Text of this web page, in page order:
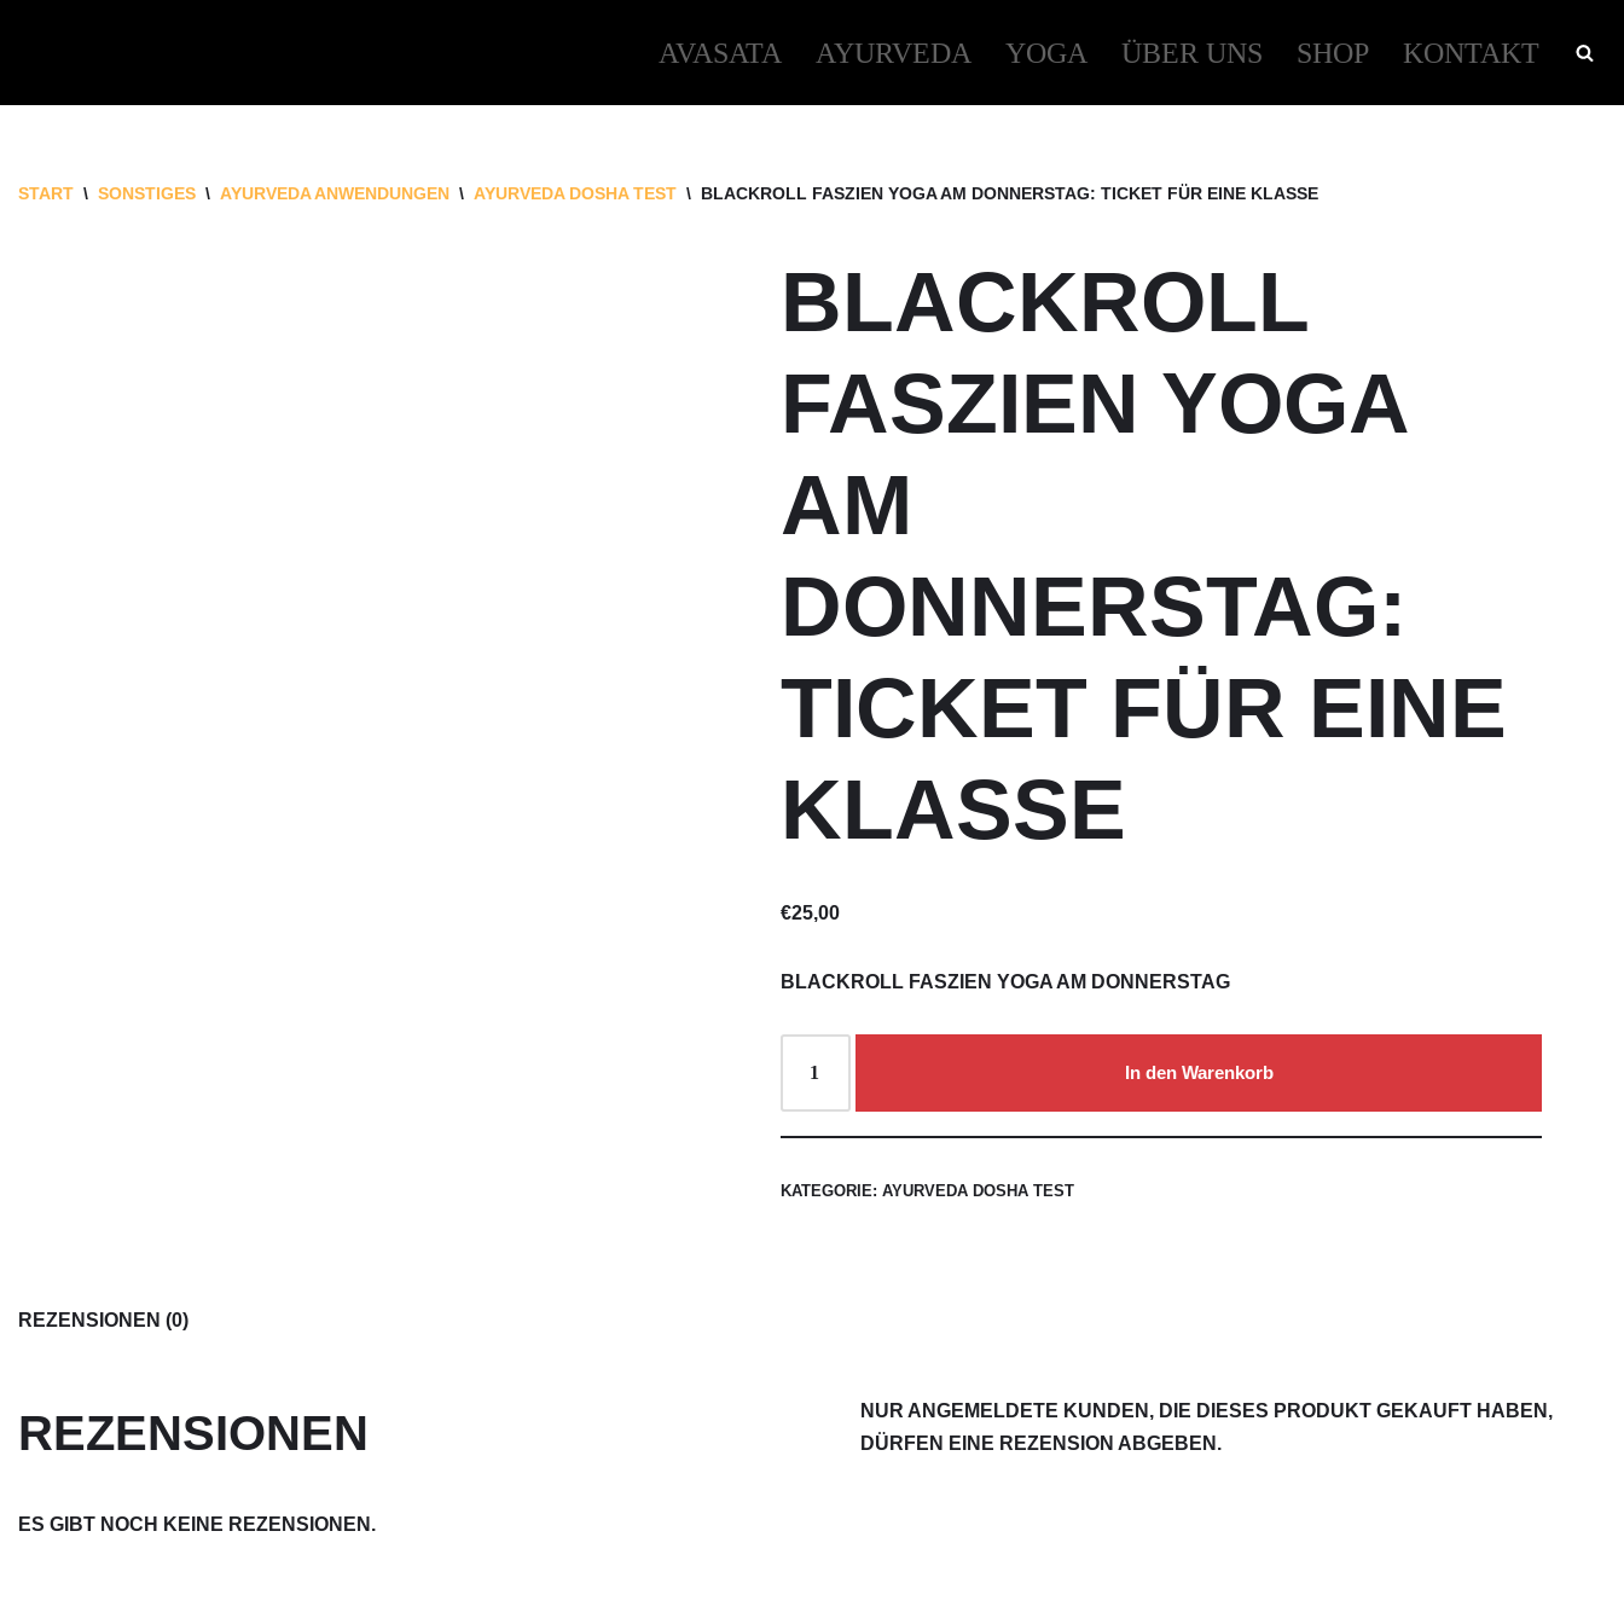
AVASATA AYURVEDA YOGA ÜBER UNS SHOP KONTAKT
START \ SONSTIGES \ AYURVEDA ANWENDUNGEN \ AYURVEDA DOSHA TEST \ BLACKROLL FASZIEN YOGA AM DONNERSTAG: TICKET FÜR EINE KLASSE
BLACKROLL
FASZIEN YOGA
AM
DONNERSTAG:
TICKET FÜR EINE
KLASSE
€25,00
BLACKROLL FASZIEN YOGA AM DONNERSTAG
In den Warenkorb
KATEGORIE: AYURVEDA DOSHA TEST
REZENSIONEN (0)
REZENSIONEN
ES GIBT NOCH KEINE REZENSIONEN.
NUR ANGEMELDETE KUNDEN, DIE DIESES PRODUKT GEKAUFT HABEN,
DÜRFEN EINE REZENSION ABGEBEN.